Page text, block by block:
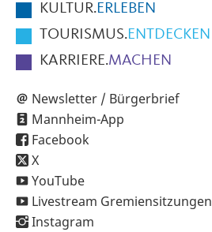
KULTUR.ERLEBEN
TOURISMUS.ENTDECKEN
KARRIERE.MACHEN
Newsletter / Bürgerbrief
Mannheim-App
Facebook
X
YouTube
Livestream Gremiensitzungen
Instagram